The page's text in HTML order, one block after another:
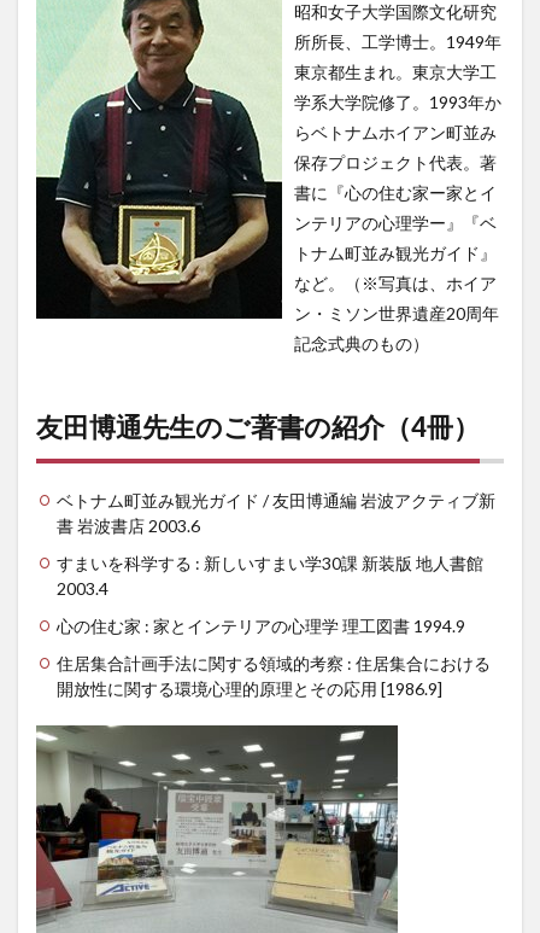
昭和女子大学国際文化研究
所所長、工学博士。1949年
東京都生まれ。東京大学工
学系大学院修了。1993年か
らベトナムホイアン町並み
保存プロジェクト代表。著
書に『心の住む家ー家とイ
ンテリアの心理学ー』『ベ
トナム町並み観光ガイド』
など。（※写真は、ホイア
ン・ミソン世界遺産20周年
記念式典のもの）
友田博通先生のご著書の紹介（4冊）
ベトナム町並み観光ガイド / 友田博通編 岩波アクティブ新
書 岩波書店 2003.6
すまいを科学する : 新しいすまい学30課 新装版 地人書館
2003.4
心の住む家 : 家とインテリアの心理学 理工図書 1994.9
住居集合計画手法に関する領域的考察 : 住居集合における
開放性に関する環境心理的原理とその応用 [1986.9]